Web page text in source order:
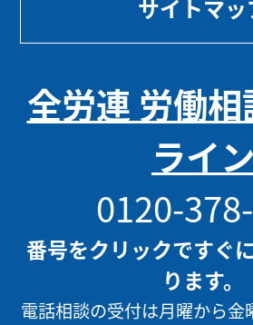
サイトマッ
全労連 労働
ライン
0120-
番号をクリックですぐ
ります。
電話相談の受付は月曜から金